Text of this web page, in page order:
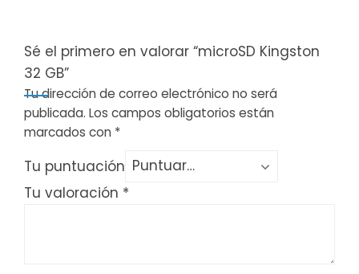
Sé el primero en valorar “microSD Kingston
32 GB”
Tu dirección de correo electrónico no será
publicada. Los campos obligatorios están
marcados con *
Tu puntuación
Tu valoración *